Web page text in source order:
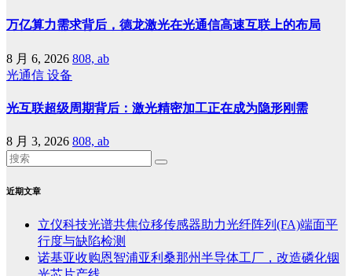
万亿算力需求背后，德龙激光在光通信高速互联上的布局
8 月 6, 2026 808, ab
光通信 设备
光互联超级周期背后：激光精密加工正在成为隐形刚需
8 月 3, 2026 808, ab
近期文章
立仪科技光谱共焦位移传感器助力光纤阵列(FA)端面平
行度与缺陷检测
诺基亚收购恩智浦亚利桑那州半导体工厂，改造磷化铟